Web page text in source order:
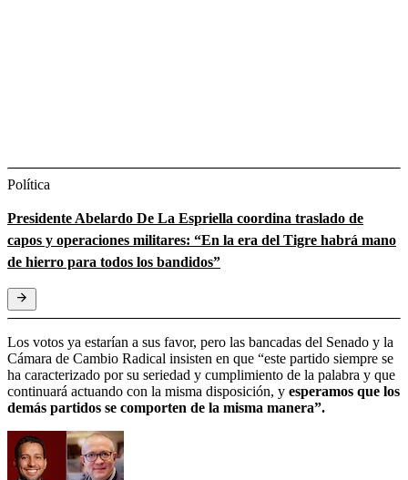
Política
Presidente Abelardo De La Espriella coordina traslado de
capos y operaciones militares: “En la era del Tigre habrá mano
de hierro para todos los bandidos”
Los votos ya estarían a sus favor, pero las bancadas del Senado y la
Cámara de Cambio Radical insisten en que “este partido siempre se
ha caracterizado por su seriedad y cumplimiento de la palabra y que
continuará actuando con la misma disposición, y esperamos que los
demás partidos se comporten de la misma manera”.